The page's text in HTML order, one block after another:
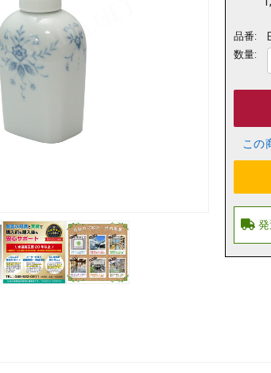
品番:
数量:
この